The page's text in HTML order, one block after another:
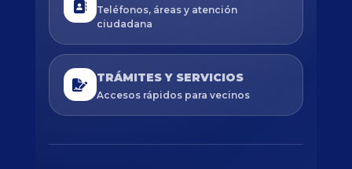
Teléfonos, áreas y atención
ciudadana
TRÁMITES Y SERVICIOS
Accesos rápidos para vecinos